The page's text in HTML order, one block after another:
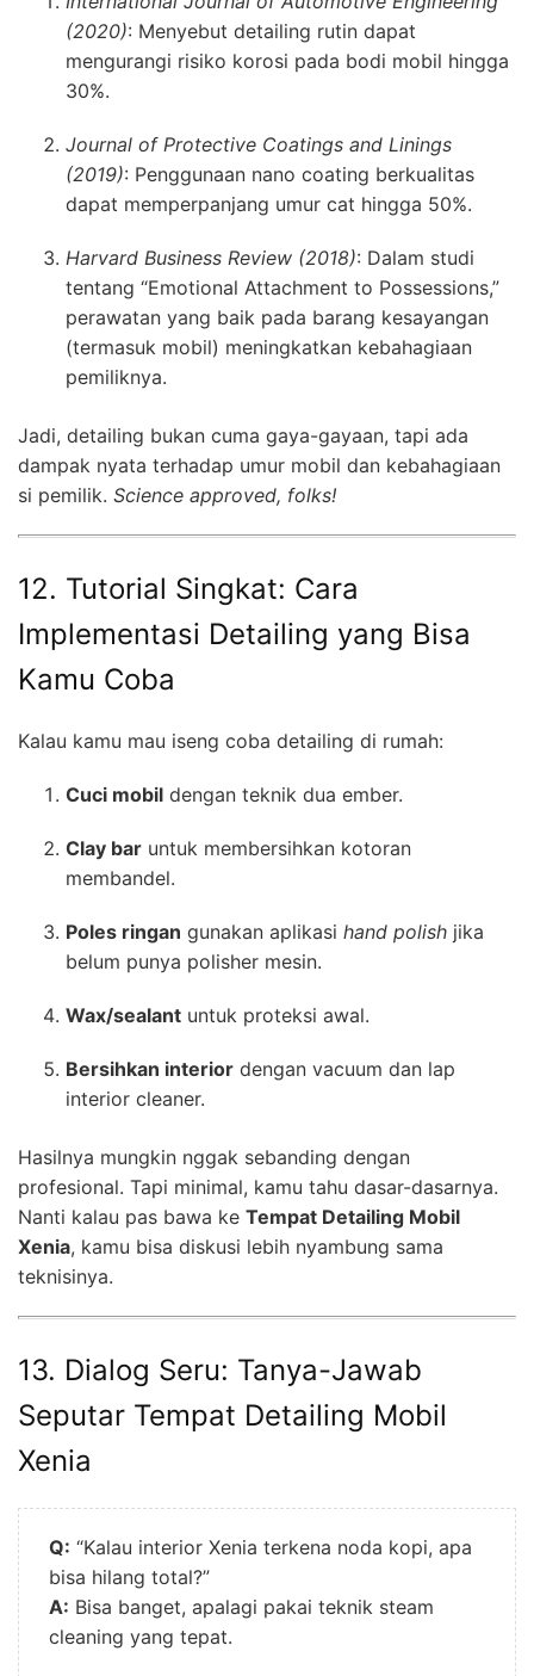
(2020): Menyebut detailing rutin dapat
mengurangi risiko korosi pada bodi mobil hingga
30%.
Journal of Protective Coatings and Linings
(2019): Penggunaan nano coating berkualitas
dapat memperpanjang umur cat hingga 50%.
Harvard Business Review (2018): Dalam studi
tentang “Emotional Attachment to Possessions,”
perawatan yang baik pada barang kesayangan
(termasuk mobil) meningkatkan kebahagiaan
pemiliknya.
Jadi, detailing bukan cuma gaya-gayaan, tapi ada
dampak nyata terhadap umur mobil dan kebahagiaan
si pemilik. Science approved, folks!
12. Tutorial Singkat: Cara
Implementasi Detailing yang Bisa
Kamu Coba
Kalau kamu mau iseng coba detailing di rumah:
Cuci mobil dengan teknik dua ember.
Clay bar untuk membersihkan kotoran
membandel.
Poles ringan gunakan aplikasi hand polish jika
belum punya polisher mesin.
Wax/sealant untuk proteksi awal.
Bersihkan interior dengan vacuum dan lap
interior cleaner.
Hasilnya mungkin nggak sebanding dengan
profesional. Tapi minimal, kamu tahu dasar-dasarnya.
Nanti kalau pas bawa ke Tempat Detailing Mobil
Xenia, kamu bisa diskusi lebih nyambung sama
teknisinya.
13. Dialog Seru: Tanya-Jawab
Seputar Tempat Detailing Mobil
Xenia
Q: “Kalau interior Xenia terkena noda kopi, apa
bisa hilang total?”
A: Bisa banget, apalagi pakai teknik steam
cleaning yang tepat.